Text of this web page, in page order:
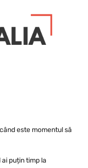
este momentul să
puțin timp la